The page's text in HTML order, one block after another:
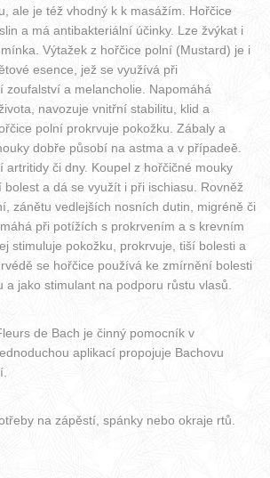
ale je též vhodný k k masážím. Hořčice
a má antibakteriální účinky. Lze žvýkat i
Výtažek z hořčice polní (Mustard) je i
esence, jež se využívá při
zoufalství a melancholie. Napomáhá
navozuje vnitřní stabilitu, klid a
polní prokrvuje pokožku. Zábaly a
dobře působí na astma a v případeě.
artritidy či dny. Koupel z hořčičné mouky
a dá se využít i při ischiasu. Rovněž
zánětu vedlejších nosních dutin, migréně či
při potížích s prokrvením a s krevním
stimuluje pokožku, prokrvuje, tiší bolesti a
se hořčice používá ke zmírnění bolesti
a jako stimulant na podporu růstu vlasů.
de Bach je činný pomocník v
aplikací propojuje Bachovu
na zápěstí, spánky nebo okraje rtů.